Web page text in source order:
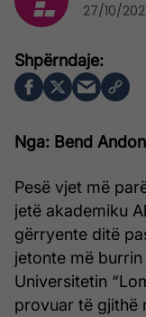
Nga: Bend
Pesë vjet më
jetë akademiku
gërryente ditë
jetonte më
Universitetin
provuar të gjithë
27/10/